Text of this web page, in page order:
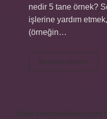
nedir 5 tane örnek?
işlerine yardım
(örneğin…
Devamını okuyun
Ve
https://motorkulubu.com